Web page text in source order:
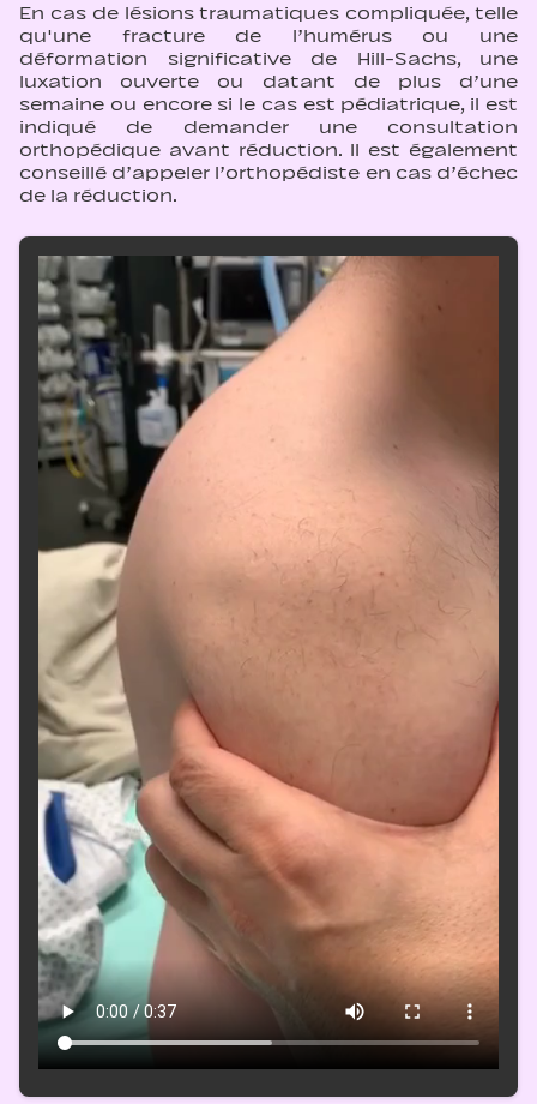
En cas de lésions traumatiques compliquée, telle
qu'une fracture de l’humérus ou une
déformation significative de Hill-Sachs, une
luxation ouverte ou datant de plus d’une
semaine ou encore si le cas est pédiatrique, il est
indiqué de demander une consultation
orthopédique avant réduction. Il est également
conseillé d’appeler l’orthopédiste en cas d’échec
de la réduction.